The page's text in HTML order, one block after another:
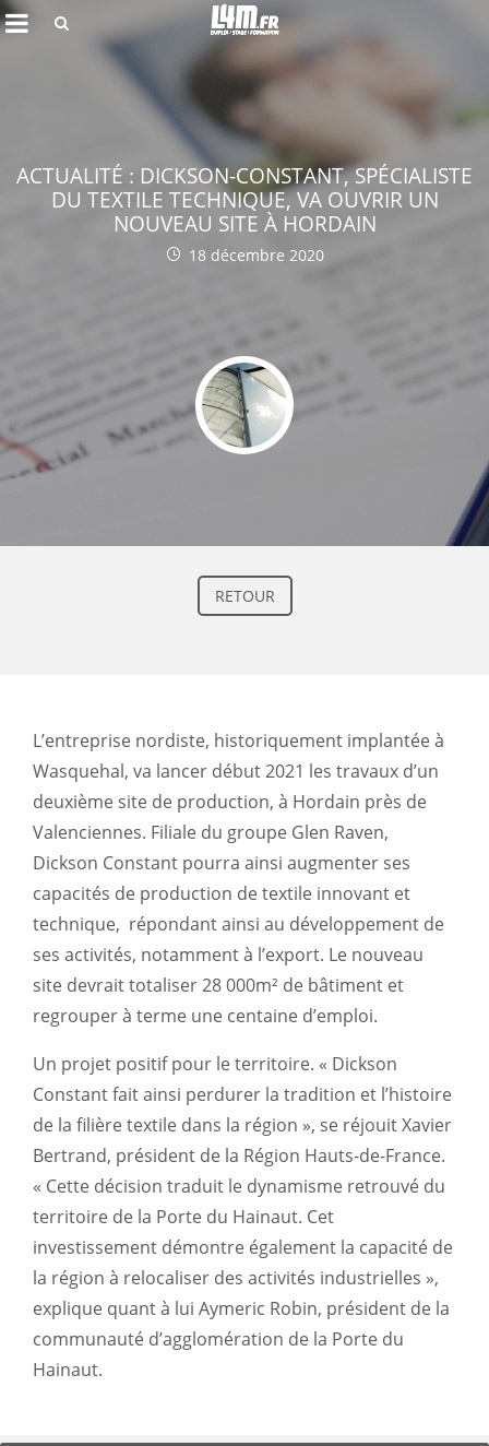
RETOUR
ACTUALITÉ : DICKSON-CONSTANT, SPÉCIALISTE
DU TEXTILE TECHNIQUE, VA OUVRIR UN
NOUVEAU SITE À HORDAIN
18 décembre 2020
L’entreprise nordiste, historiquement implantée à
Wasquehal, va lancer début 2021 les travaux d’un
deuxième site de production, à Hordain près de
Valenciennes. Filiale du groupe Glen Raven,
Dickson Constant pourra ainsi augmenter ses
capacités de production de textile innovant et
technique, répondant ainsi au développement de
ses activités, notamment à l’export. Le nouveau
site devrait totaliser 28 000m² de bâtiment et
regrouper à terme une centaine d’emploi.
Un projet positif pour le territoire. « Dickson
Constant fait ainsi perdurer la tradition et l’histoire
de la filière textile dans la région », se réjouit Xavier
Bertrand, président de la Région Hauts-de-France.
« Cette décision traduit le dynamisme retrouvé du
territoire de la Porte du Hainaut. Cet
investissement démontre également la capacité de
la région à relocaliser des activités industrielles »,
explique quant à lui Aymeric Robin, président de la
communauté d’agglomération de la Porte du
Hainaut.